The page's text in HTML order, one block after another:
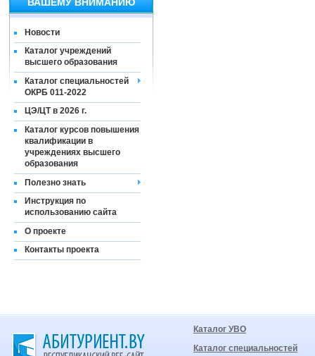
Новости
Каталог учреждений
высшего образования
Каталог специальностей
ОКРБ 011-2022
ЦЭ/ЦТ в 2026 г.
Каталог курсов повышения
квалификации в
учреждениях высшего
образования
Полезно знать
Инструкция по
использованию сайта
О проекте
Контакты проекта
Каталог УВО
Каталог специальностей